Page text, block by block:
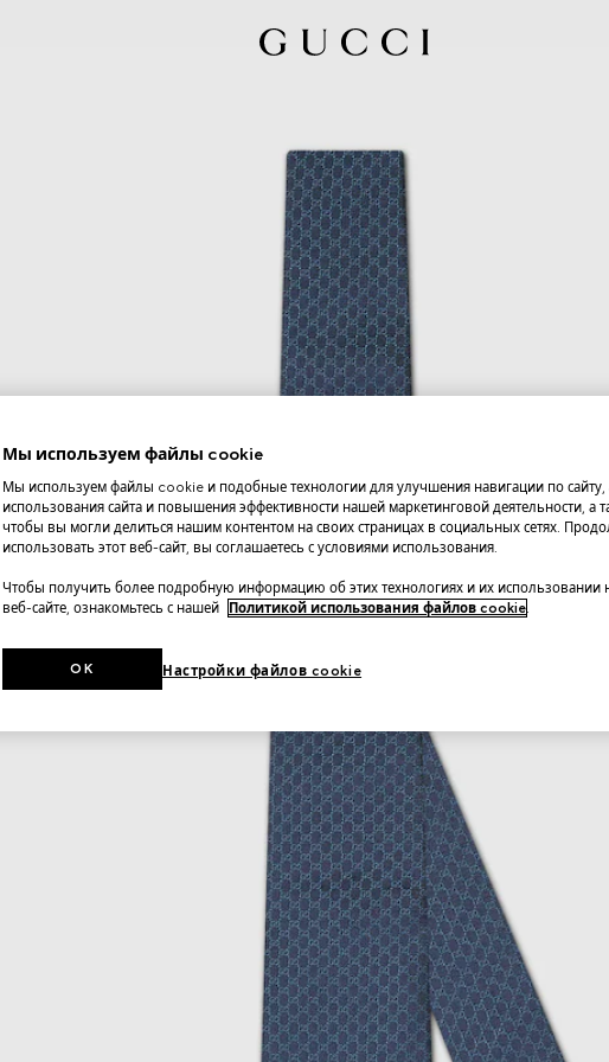
Мы используем файлы cookie
Мы используем файлы cookie и подобные технологии для улучшения навигации по сайту,
использования сайта и повышения эффективности нашей маркетинговой деятельности, а
чтобы вы могли делиться нашим контентом на своих страницах в социальных сетях.
использовать этот веб-сайт, вы соглашаетесь с условиями использования.
Чтобы получить более подробную информацию об этих технологиях и их использовании
веб-сайте, ознакомьтесь с нашей
Политикой использования файлов cookie
Настройки файлов cookie
OK